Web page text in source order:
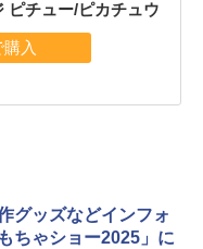
ピチュー/ピカチュウ
グッズなどインフォ
ちゃショー2025」に